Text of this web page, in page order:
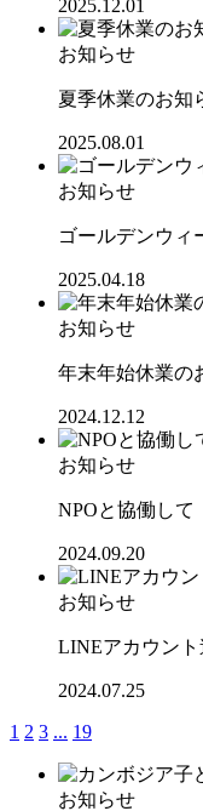
2025.12.01
お知らせ
夏季休業のお知
2025.08.01
お知らせ
ゴールデンウィ
2025.04.18
お知らせ
年末年始休業の
2024.12.12
お知らせ
NPOと協働して
2024.09.20
お知らせ
LINEアカウント
2024.07.25
1 2 3 ... 19
お知らせ